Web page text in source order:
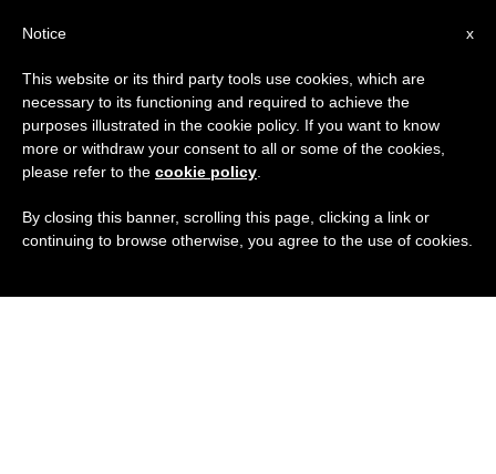
x
Notice
This website or its third party tools use cookies, which are
necessary to its functioning and required to achieve the
purposes illustrated in the cookie policy. If you want to know
more or withdraw your consent to all or some of the cookies,
please refer to the cookie policy
By closing this banner, scrolling this page, clicking a link or
continuing to browse otherwise, you agree to the use of cookies.